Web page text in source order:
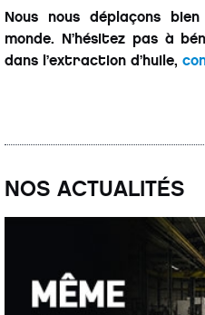
Nous nous déplaçons
monde. N’hésitez pas à
dans l’extraction d’huile,
NOS ACTUALITÉS